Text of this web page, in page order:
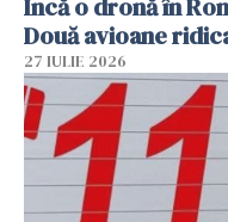
Două avioane
27 IULIE 2026